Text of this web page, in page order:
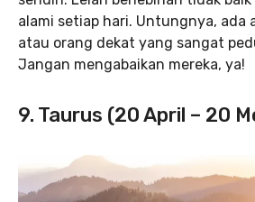
alami setiap hari. Untungnya, ada
atau orang dekat yang sangat
Jangan mengabaikan mereka, ya!
9. Taurus (20 April – 20